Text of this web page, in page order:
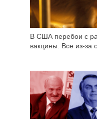
В США перебои с
вакцины. Все из-за
2 708